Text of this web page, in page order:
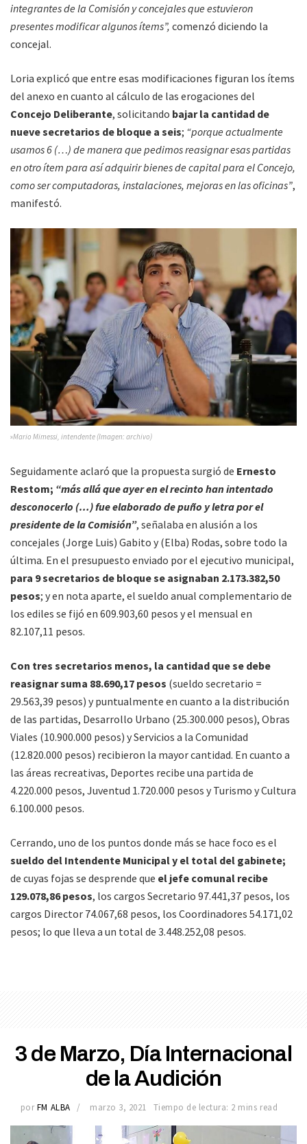
integrantes de la Comisión y concejales que estuvieron
presentes modificar algunos ítems”, comenzó diciendo la
concejal.
Loria explicó que entre esas modificaciones figuran los ítems
del anexo en cuanto al cálculo de las erogaciones del
Concejo Deliberante, solicitando bajar la cantidad de
nueve secretarios de bloque a seis; “porque actualmente
usamos 6 (…) de manera que pedimos reasignar esas partidas
en otro ítem para así adquirir bienes de capital para el Concejo,
como ser computadoras, instalaciones, mejoras en las oficinas”,
manifestó.
»Mario Mimessi, intendente (Imagen: archivo)
Seguidamente aclaró que la propuesta surgió de Ernesto
Restom; “más allá que ayer en el recinto han intentado
desconocerlo (…) fue elaborado de puño y letra por el
presidente de la Comisión”, señalaba en alusión a los
concejales (Jorge Luis) Gabito y (Elba) Rodas, sobre todo la
última. En el presupuesto enviado por el ejecutivo municipal,
para 9 secretarios de bloque se asignaban 2.173.382,50
pesos; y en nota aparte, el sueldo anual complementario de
los ediles se fijó en 609.903,60 pesos y el mensual en
82.107,11 pesos.
Con tres secretarios menos, la cantidad que se debe
reasignar suma 88.690,17 pesos (sueldo secretario =
29.563,39 pesos) y puntualmente en cuanto a la distribución
de las partidas, Desarrollo Urbano (25.300.000 pesos), Obras
Viales (10.900.000 pesos) y Servicios a la Comunidad
(12.820.000 pesos) recibieron la mayor cantidad. En cuanto a
las áreas recreativas, Deportes recibe una partida de
4.220.000 pesos, Juventud 1.720.000 pesos y Turismo y Cultura
6.100.000 pesos.
Cerrando, uno de los puntos donde más se hace foco es el
sueldo del Intendente Municipal y el total del gabinete;
de cuyas fojas se desprende que el jefe comunal recibe
129.078,86 pesos, los cargos Secretario 97.441,37 pesos, los
cargos Director 74.067,68 pesos, los Coordinadores 54.171,02
pesos; lo que lleva a un total de 3.448.252,08 pesos.
3 de Marzo, Día Internacional
de la Audición
por FM ALBA marzo 3, 2021 Tiempo de lectura: 2 mins read